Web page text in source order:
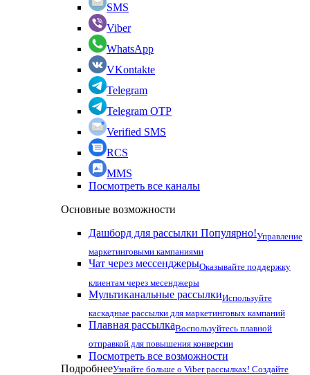
SMS
Viber
WhatsApp
VKontakte
Telegram
Telegram OTP
Verified SMS
RCS
MMS
Посмотреть все каналы
Основные возможности
Дашборд для рассылки Популярно!Управление
маркетинговыми кампаниями
Чат через мессенджерыОказывайте поддержку
клиентам через месенджеры
Мультиканальные рассылкиИспользуйте
каскадные рассылки для маркетинговых кампаний
Плавная рассылкаВоспользуйтесь плавной
отправкой для повышения конверсии
Посмотреть все возможности
ПодробнееУзнайте больше о Viber рассылках! Создайте